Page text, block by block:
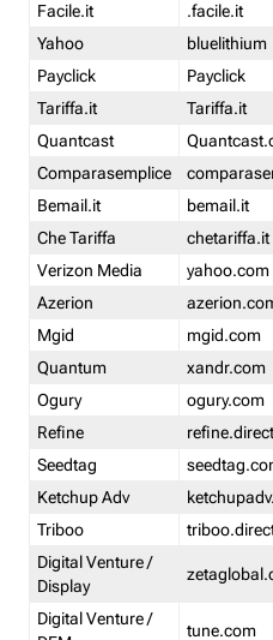
Facile.it
.facile.it
Yahoo
bluelithium
Payclick
Payclick
Tariffa.it
Tariffa.it
Quantcast
Comparasemplice
Bemail.it
bemail.it
Che Tariffa
chetariffa.it
Verizon Media
yahoo.com
Azerion
Mgid
mgid.com
Quantum
xandr.com
Ogury
ogury.com
Refine
refine.direct
Seedtag
Ketchup Adv
Triboo
Digital Venture /
Display
Digital Venture /
tune.com